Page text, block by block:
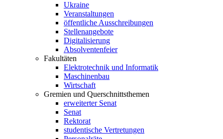
Ukraine
Veranstaltungen
öffentliche Ausschreibungen
Stellenangebote
Digitalisierung
Absolventenfeier
Fakultäten
Elektrotechnik und Informatik
Maschinenbau
Wirtschaft
Gremien und Querschnittsthemen
erweiterter Senat
Senat
Rektorat
studentische Vertretungen